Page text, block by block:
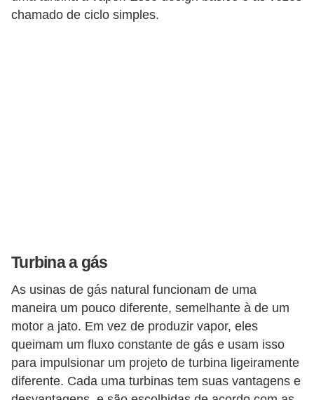
chamado de ciclo simples.
Turbina a gás
As usinas de gás natural funcionam de uma
maneira um pouco diferente, semelhante à de um
motor a jato. Em vez de produzir vapor, eles
queimam um fluxo constante de gás e usam isso
para impulsionar um projeto de turbina ligeiramente
diferente. Cada uma turbinas tem suas vantagens e